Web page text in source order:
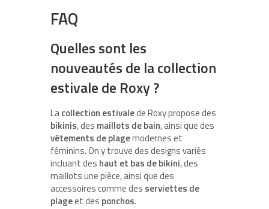
FAQ
Quelles sont les
nouveautés de la collection
estivale de Roxy ?
Lacollection estivalede Roxy propose des
bikinis, des maillots de bain, ainsi que des
vêtements de plagemodernes et
féminins. On y trouve des designs variés
incluant des haut et bas de bikini, des
maillots une pièce, ainsi que des
accessoires comme des serviettes de
plageet des ponchos.